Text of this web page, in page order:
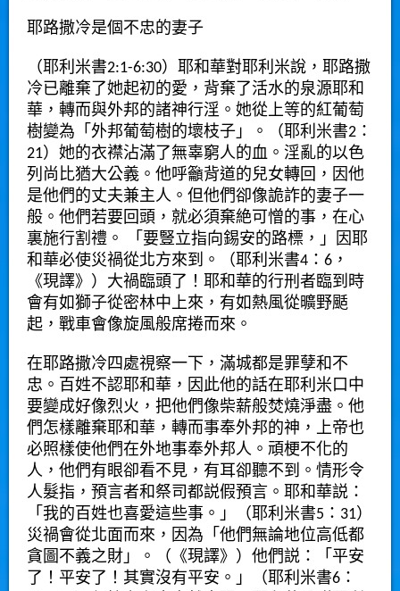
耶路撒冷是個不忠的妻子
（耶利米書2:1-6:30）耶和華對耶利米說，耶路撒
冷已離棄了她起初的愛，背棄了活水的泉源耶和
華，轉而與外邦的諸神行淫。她從上等的紅葡萄
樹變為「外邦葡萄樹的壞枝子」。（耶利米書2：
21）她的衣襟沾滿了無辜窮人的血。淫亂的以色
列尚比猶大公義。他呼籲背道的兒女轉回，因他
是他們的丈夫兼主人。但他們卻像詭詐的妻子一
般。他們若要回頭，就必須棄絶可憎的事，在心
裏施行割禮。 「要豎立指向錫安的路標，」因耶
和華必使災禍從北方來到。（耶利米書4：6，
《現譯》）大禍臨頭了！耶和華的行刑者臨到時
會有如獅子從密林中上來，有如熱風從曠野颳
起，戰車會像旋風般席捲而來。
在耶路撒冷四處視察一下，滿城都是罪孽和不
忠。百姓不認耶和華，因此他的話在耶利米口中
要變成好像烈火，把他們像柴薪般焚燒淨盡。他
們怎樣離棄耶和華，轉而事奉外邦的神，上帝也
必照樣使他們在外地事奉外邦人。頑梗不化的
人，他們有眼卻看不見，有耳卻聽不到。情形令
人髮指，預言者和祭司都説假預言。耶和華説：
「我的百姓也喜愛這些事。」（耶利米書5：31）
災禍會從北面而來，因為「他們無論地位高低都
貪圖不義之財」。（《現譯》）他們説：「平安
了！平安了！其實沒有平安。」（耶利米書6：